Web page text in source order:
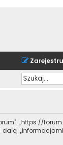
„https://
dalej